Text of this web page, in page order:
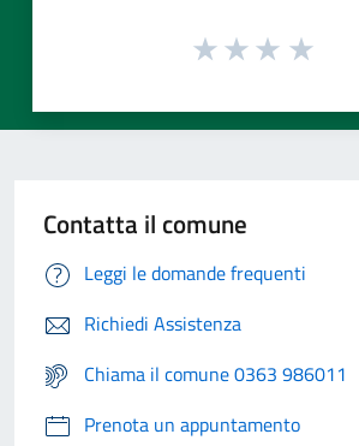
Contatta il comune
Leggi le domande frequenti
Richiedi Assistenza
Chiama il comune 0363 986011
Prenota un appuntamento